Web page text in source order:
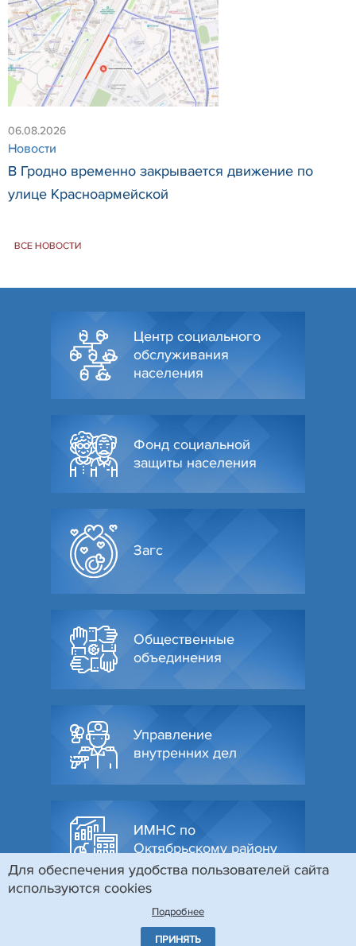
06.08.2026
Новости
В Гродно временно закрывается движение по
улице Красноармейской
ВСЕ НОВОСТИ
Центр социального
обслуживания
населения
Фонд социальной
защиты населения
Загс
Общественные
объединения
Управление
внутренних дел
ИМНС по
Октябрьскому району
© Администрация Октябрьского района г. Гродно, 2026
Для обеспечения удобства пользователей сайта
используются cookies
Подробнее
ПРИНЯТЬ